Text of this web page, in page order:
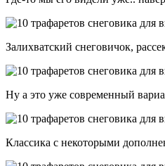
Залихватский снеговичок,
Ну а это уже современный
Классика с некоторыми